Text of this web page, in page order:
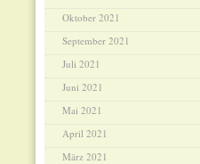
Oktober 2021
September 2021
Juli 2021
Juni 2021
Mai 2021
April 2021
März 2021